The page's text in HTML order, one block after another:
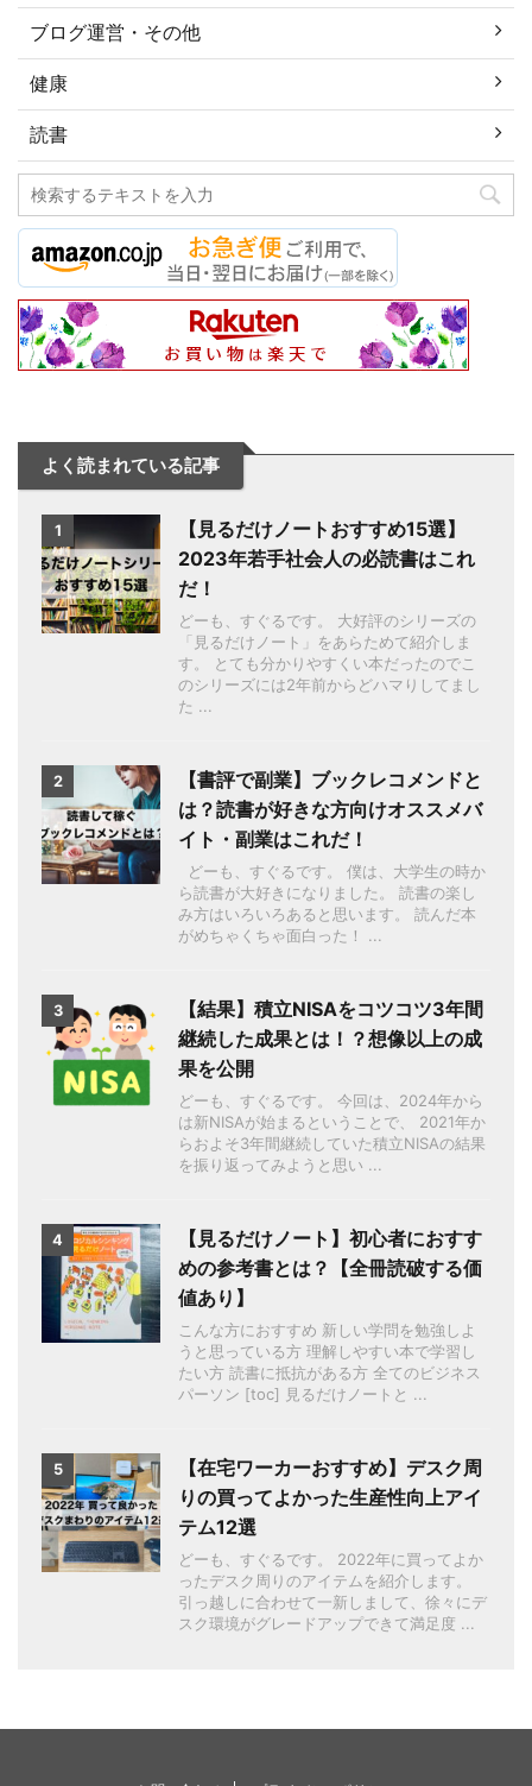
ブログ運営・その他
健康
読書
よく読まれている記事
1
【見るだけノートおすすめ15選】
2023年若手社会人の必読書はこれ
だ！
どーも、すぐるです。 大好評のシリーズの
「見るだけノート」をあらためて紹介しま
す。 とても分かりやすくい本だったのでこ
のシリーズには2年前からどハマりしてまし
た ...
2
【書評で副業】ブックレコメンドと
は？読書が好きな方向けオススメバ
イト・副業はこれだ！
どーも、すぐるです。 僕は、大学生の時か
ら読書が大好きになりました。 読書の楽し
み方はいろいろあると思います。 読んだ本
がめちゃくちゃ面白った！ ...
3
【結果】積立NISAをコツコツ3年間
継続した成果とは！？想像以上の成
果を公開
どーも、すぐるです。 今回は、2024年から
は新NISAが始まるということで、 2021年か
らおよそ3年間継続していた積立NISAの結果
を振り返ってみようと思い ...
4
【見るだけノート】初心者におすす
めの参考書とは？【全冊読破する価
値あり】
こんな方におすすめ 新しい学問を勉強しよ
うと思っている方 理解しやすい本で学習し
たい方 読書に抵抗がある方 全てのビジネス
パーソン [toc] 見るだけノートと ...
5
【在宅ワーカーおすすめ】デスク周
りの買ってよかった生産性向上アイ
テム12選
どーも、すぐるです。 2022年に買ってよか
ったデスク周りのアイテムを紹介します。
引っ越しに合わせて一新しまして、徐々にデ
スク環境がグレードアップできて満足度 ...